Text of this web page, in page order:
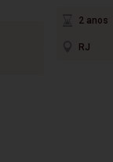
2 anos
RJ